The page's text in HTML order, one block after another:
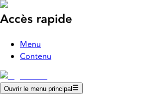
Accès rapide
Menu
Contenu
Ouvrir le menu principal